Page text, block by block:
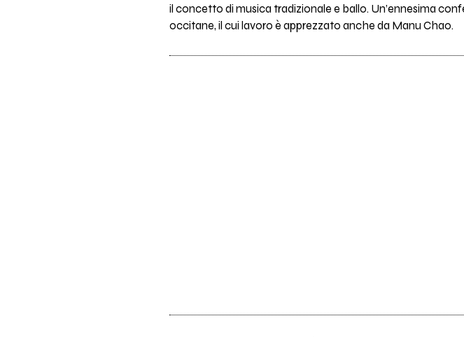
il concetto di musica tradizionale e ballo. Un’ennesima
occitane, il cui lavoro è apprezzato anche da Manu Chao.